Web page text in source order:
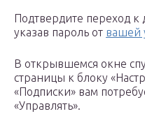
Подтвердите переход
указав пароль от вашей
В открывшемся окне
страницы к блоку
«Подписки» вам
«Управлять».